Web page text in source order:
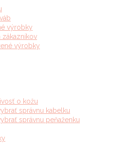
výrobky
zákazníkov
výrobky
o kožu
správnu kabelku
správnu peňaženku